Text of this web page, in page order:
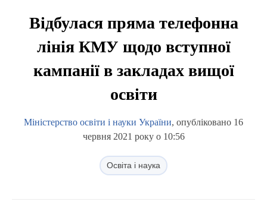
Відбулася пряма телефонна
лінія КМУ щодо вступної
кампанії в закладах вищої
освіти
Міністерство освіти і науки України, опубліковано 16
червня 2021 року о 10:56
Освіта і наука